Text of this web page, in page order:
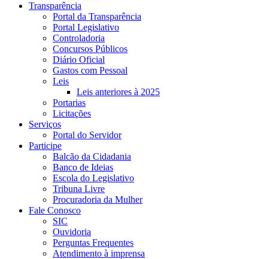
Transparência
Portal da Transparência
Portal Legislativo
Controladoria
Concursos Públicos
Diário Oficial
Gastos com Pessoal
Leis
Leis anteriores à 2025
Portarias
Licitações
Serviços
Portal do Servidor
Participe
Balcão da Cidadania
Banco de Ideias
Escola do Legislativo
Tribuna Livre
Procuradoria da Mulher
Fale Conosco
SIC
Ouvidoria
Perguntas Frequentes
Atendimento à imprensa